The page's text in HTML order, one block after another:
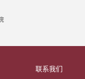
联系我们